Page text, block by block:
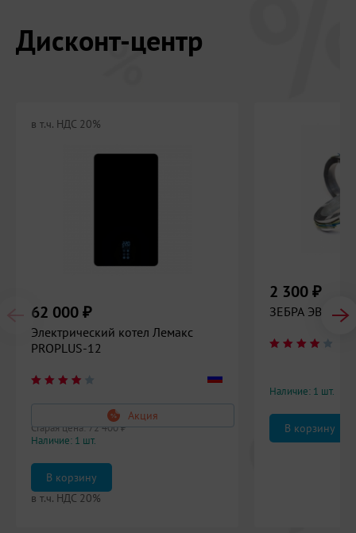
Дисконт-центр
Электрический котел Лемакс
PROPLUS-12
62 000₽
в т.ч. НДС 20%
Акция
Старая цена:72 400₽
в т.ч. НДС 20%
Наличие: 1 шт.
ЗЕБРА ЭВО-
2 300₽
Наличие: 1 шт.